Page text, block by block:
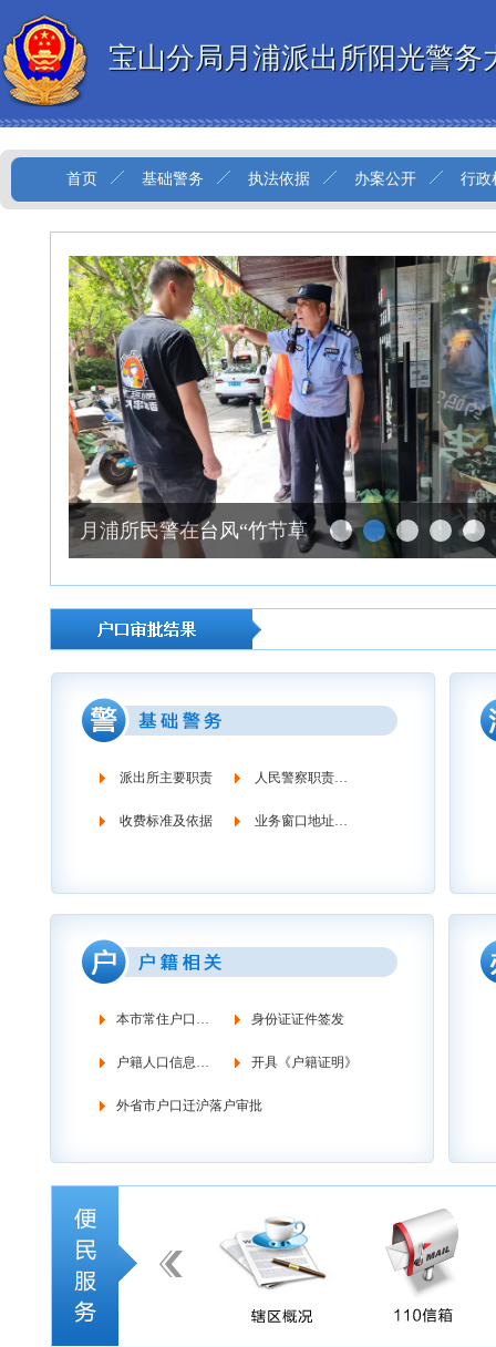
宝山分局月浦派出所阳光警务
首页 基础警务 执法依据 办案公开 行政
月浦所民警在台风“竹节草”到来前对沿街商铺开展防汛防台安全宣传
派出所主要职责 人民警察职责义务
收费标准及依据 业务窗口地址时间
本市常住户口管理 身份证证件签发
户籍人口信息调查 开具《户籍证明》
外省市户口迁沪落户审批